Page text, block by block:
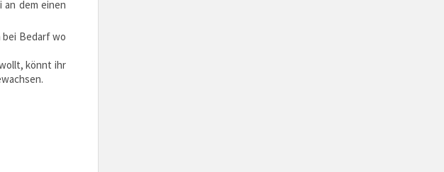
dem einen
bei Bedarf wo
könnt ihr